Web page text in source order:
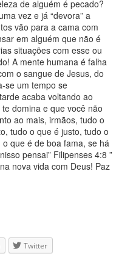
de alguém é pecado?
vez e já “devora” a
vão para a cama com
em alguém que não é
situações com esse ou
A mente humana é falha
o sangue de Jesus, do
se um tempo se
acaba voltando ao
domina e que você não
ao mais, irmãos, tudo o
tudo o que é justo, tudo o
que é de boa fama, se há
pensai” Filipenses 4:8 ”
nova vida com Deus! Paz
Twitter